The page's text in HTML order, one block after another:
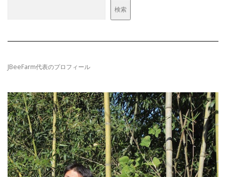
検索
JBeeFarm代表のプロフィール